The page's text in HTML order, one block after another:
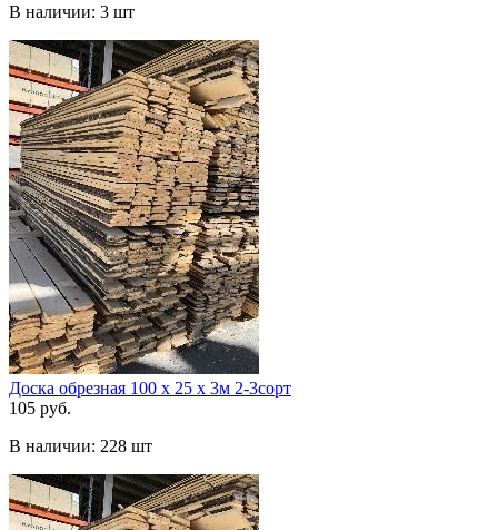
В наличии: 3 шт
Доска обрезная 100 х 25 х 3м 2-3сорт
105 руб.
В наличии: 228 шт